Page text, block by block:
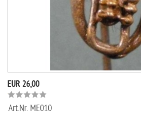
EUR 26,00
Art.Nr. ME010